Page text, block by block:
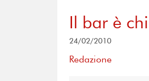
Il bar è
24/02/2010
Redazione